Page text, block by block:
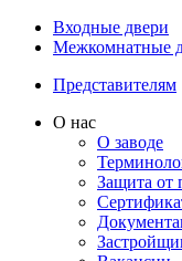
Входные двери
Межкомнатные
Представителям
О нас
О заводе
Защита от